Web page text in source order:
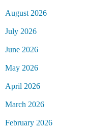
August 2026
July 2026
June 2026
May 2026
April 2026
March 2026
February 2026